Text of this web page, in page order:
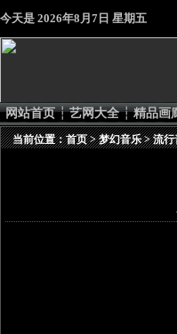
今天是 2026年8月7日 星期五
网站首页 ┆ 艺网大全 ┆ 精品画
当前位置：首页>梦幻音乐>流行